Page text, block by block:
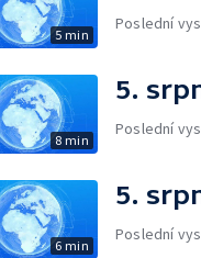
5 min
Poslední
8 min
5.
Poslední
6 min
5.
Poslední